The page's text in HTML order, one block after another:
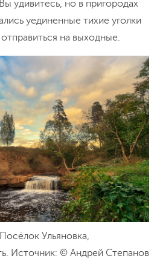
удивитесь, но в пригородах
уединенные тихие уголки
на выходные.
Ульяновка,
Источник: © Андрей Степанов